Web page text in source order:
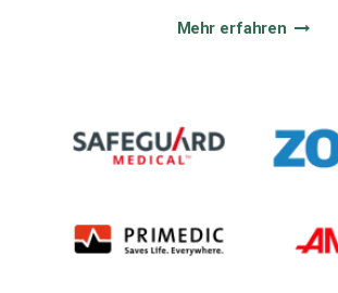
Mehr erfahren